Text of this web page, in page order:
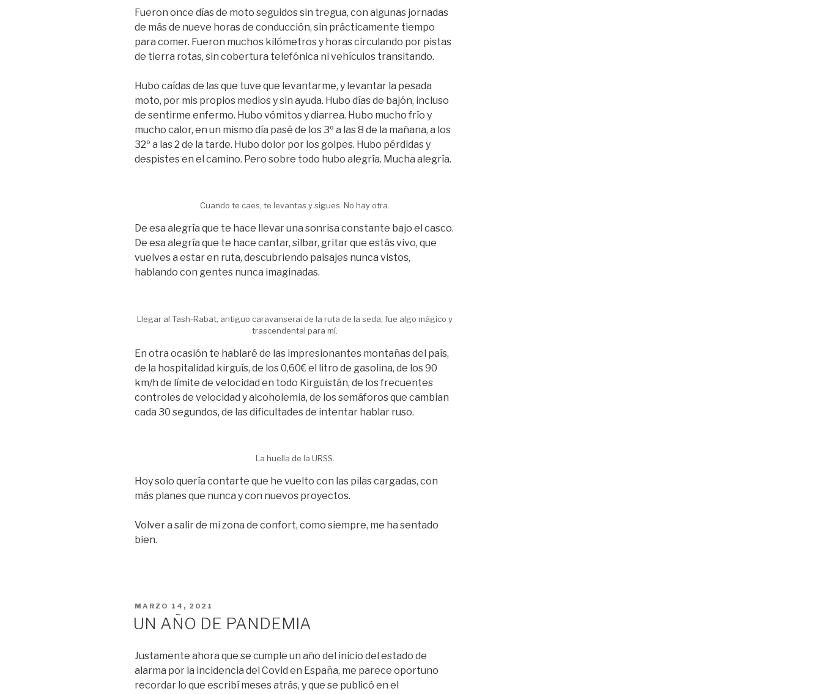
Fueron once días de moto seguidos sin tregua, con algunas jornadas
de más de nueve horas de conducción, sin prácticamente tiempo
para comer. Fueron muchos kilómetros y horas circulando por pistas
de tierra rotas, sin cobertura telefónica ni vehículos transitando.
Hubo caídas de las que tuve que levantarme, y levantar la pesada
moto, por mis propios medios y sin ayuda. Hubo días de bajón, incluso
de sentirme enfermo. Hubo vómitos y diarrea. Hubo mucho frío y
mucho calor, en un mismo día pasé de los 3º a las 8 de la mañana, a los
32º a las 2 de la tarde. Hubo dolor por los golpes. Hubo pérdidas y
despistes en el camino. Pero sobre todo hubo alegría. Mucha alegría.
Cuando te caes, te levantas y sigues. No hay otra.
De esa alegría que te hace llevar una sonrisa constante bajo el casco.
De esa alegría que te hace cantar, silbar, gritar que estás vivo, que
vuelves a estar en ruta, descubriendo paisajes nunca vistos,
hablando con gentes nunca imaginadas.
Llegar al Tash-Rabat, antiguo caravanserai de la ruta de la seda, fue algo mágico y
trascendental para mí.
En otra ocasión te hablaré de las impresionantes montañas del país,
de la hospitalidad kirguís, de los 0,60€ el litro de gasolina, de los 90
km/h de límite de velocidad en todo Kirguistán, de los frecuentes
controles de velocidad y alcoholemia, de los semáforos que cambian
cada 30 segundos, de las dificultades de intentar hablar ruso.
La huella de la URSS.
Hoy solo quería contarte que he vuelto con las pilas cargadas, con
más planes que nunca y con nuevos proyectos.
Volver a salir de mi zona de confort, como siempre, me ha sentado
bien.
PUBLICADO
EL
MARZO 14, 2021
UN AÑO DE PANDEMIA
Justamente ahora que se cumple un año del inicio del estado de
alarma por la incidencia del Covid en España, me parece oportuno
recordar lo que escribí meses atrás, y que se publicó en el